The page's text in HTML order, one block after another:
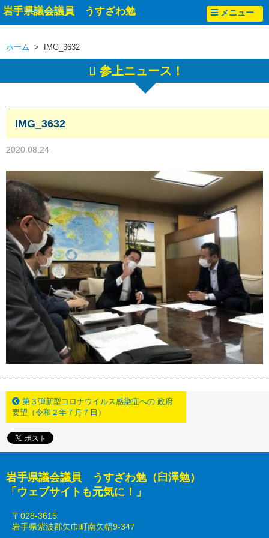
岩手県議会議員 うすざわ勉 メニュー
ホーム > IMG_3632
参上ニュース！
IMG_3632
2020.08.24
第３弾新型コロナウイルス感染症への 政府
要望（令和２年７月７日）
岩手県議会議員 うすざわ勉（臼澤勉）
「ウェブサイトも元気に！」
〒028-3615
岩手県紫波郡矢巾町南矢幅9-347